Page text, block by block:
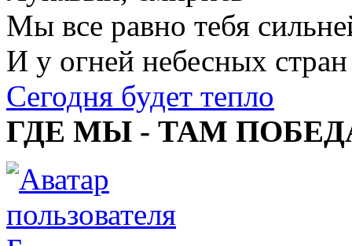
Мы все равно тебя
И у огней небесных стран
Сегодня будет тепло
ГДЕ МЫ - ТАМ